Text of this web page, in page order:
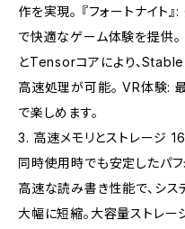
作を実現。 『フォートナイト
で快適なゲーム体験を提供
とTensorコアにより、
高速処理が可能。 VR体験:
で楽しめます。
3. 高速メモリとストレージ
同時使用時でも安定したパ
高速な読み書き性能で、シ
大幅に短縮。大容量ストレー